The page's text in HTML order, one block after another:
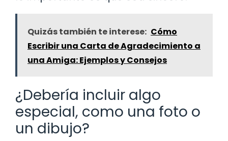
Quizás también te interese: Cómo
Escribir una Carta de Agradecimiento a
una Amiga: Ejemplos y Consejos
¿Debería incluir algo
especial, como una foto o
un dibujo?